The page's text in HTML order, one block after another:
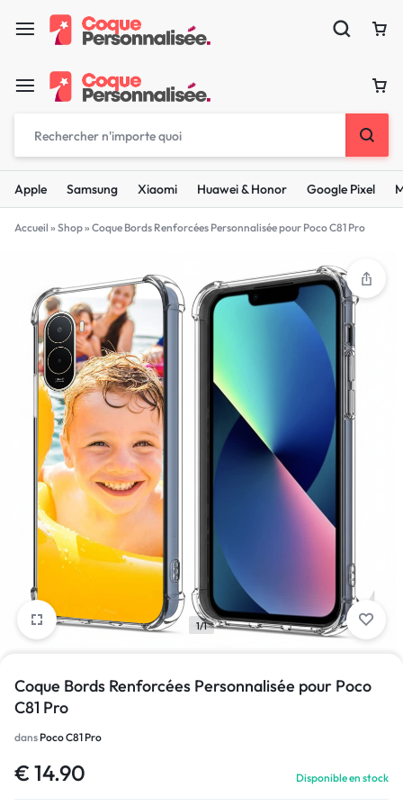
Apple Samsung Xiaomi Huawei & Honor Google Pixel
Accueil » Shop» Coque Bords Renforcées Personnalisée pour Poco C81 Pro
1/1
Coque Bords Renforcées Personnalisée pour Poco
C81 Pro
dans Poco C81 Pro
€ 14.90 Disponible en stock